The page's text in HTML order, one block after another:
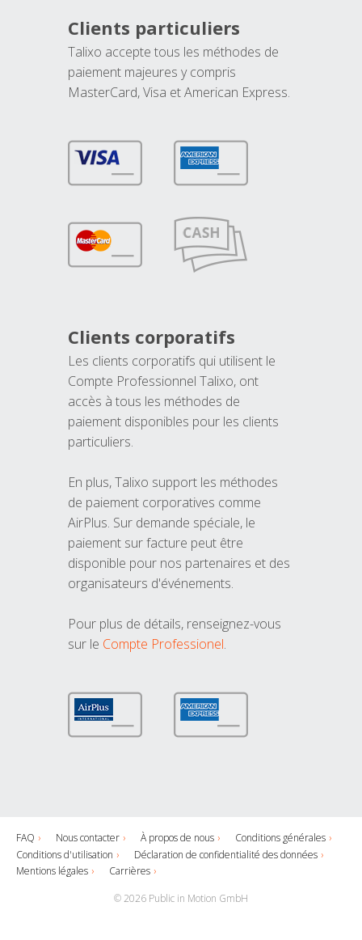
Clients particuliers
Talixo accepte tous les méthodes de
paiement majeures y compris
MasterCard, Visa et American Express.
Clients corporatifs
Les clients corporatifs qui utilisent le
Compte Professionnel Talixo, ont
accès à tous les méthodes de
paiement disponibles pour les clients
particuliers.
En plus, Talixo support les méthodes
de paiement corporatives comme
AirPlus. Sur demande spéciale, le
paiement sur facture peut être
disponible pour nos partenaires et des
organisateurs d'événements.
Pour plus de détails, renseignez-vous
sur le Compte Professionel.
FAQ Nous contacter À propos de nous
Conditions générales
Conditions d'utilisation
Déclaration de confidentialité des données
Mentions légales
Carrières
© 2026 Public in Motion GmbH